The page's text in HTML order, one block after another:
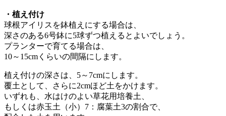
・植え付け
球根アイリスを鉢植えにする場合は、
深さのある6号鉢に5球ずつ植えるとよいでしょう。
プランターで育てる場合は、
10～15cmくらいの間隔にします。
植え付けの深さは、5～7cmにします。
覆土として、さらに2cmほど土をかけます。
いずれも、水はけのよい草花用培養土、
もしくは赤玉土（小）7：腐葉土3の割合で、